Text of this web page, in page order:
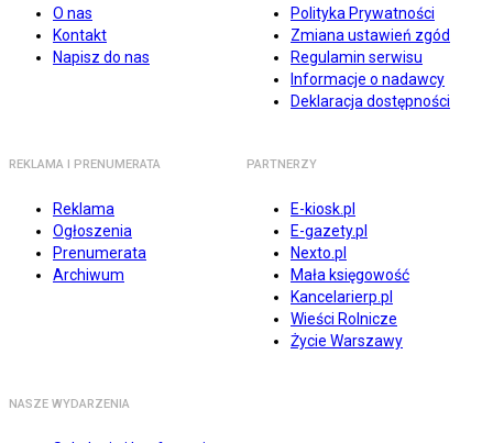
O nas
Kontakt
Napisz do nas
Polityka Prywatności
Zmiana ustawień zgód
Regulamin serwisu
Informacje o nadawcy
Deklaracja dostępności
REKLAMA I PRENUMERATA
Reklama
Ogłoszenia
Prenumerata
Archiwum
PARTNERZY
E-kiosk.pl
E-gazety.pl
Nexto.pl
Mała księgowość
Kancelarierp.pl
Wieści Rolnicze
Życie Warszawy
NASZE WYDARZENIA